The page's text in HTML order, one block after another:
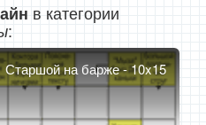
в категории
:
Старшой на барже - 10x15